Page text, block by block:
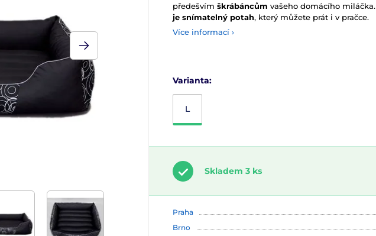
předešvím škrábáncům vašeho domácího miláčka.
je snímatelný potah, který můžete prát i v pračce.
Více informací ›
Varianta:
L
Skladem 3 ks
Praha
Brno